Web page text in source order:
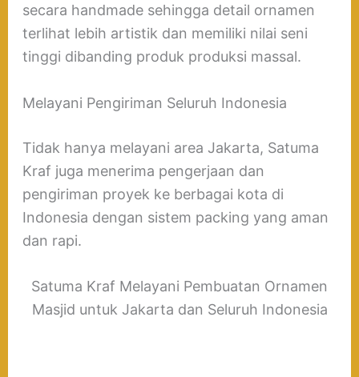
secara handmade sehingga detail ornamen
terlihat lebih artistik dan memiliki nilai seni
tinggi dibanding produk produksi massal.
Melayani Pengiriman Seluruh Indonesia
Tidak hanya melayani area Jakarta, Satuma
Kraf juga menerima pengerjaan dan
pengiriman proyek ke berbagai kota di
Indonesia dengan sistem packing yang aman
dan rapi.
Satuma Kraf Melayani Pembuatan Ornamen
Masjid untuk Jakarta dan Seluruh Indonesia